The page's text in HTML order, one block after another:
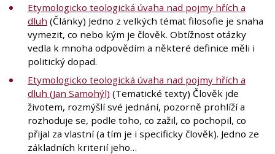
Etymologicko teologická úvaha nad pojmy hřích a
dluh (Články) Jedno z velkých témat filosofie je snaha
vymezit, co nebo kým je člověk. Obtížnost otázky
vedla k mnoha odpovědím a některé definice měli i
politický dopad.
Etymologicko teologická úvaha nad pojmy hřích a
dluh (Jan Samohýl) (Tematické texty) Člověk jde
životem, rozmýšlí své jednání, pozorně prohlíží a
rozhoduje se, podle toho, co zažil, co pochopil, co
přijal za vlastní (a tím je i specificky člověk). Jedno ze
základních kriterií jeho…